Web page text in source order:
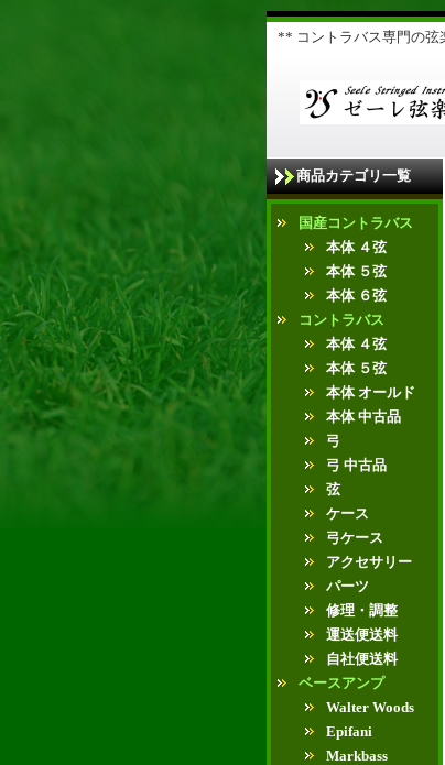
** コントラバス専門の弦
商品カテゴリ一覧
国産コントラバス
本体 ４弦
本体 ５弦
本体 ６弦
コントラバス
本体 ４弦
本体 ５弦
本体 オールド
本体 中古品
弓
弓 中古品
弦
ケース
弓ケース
アクセサリー
パーツ
修理・調整
運送便送料
自社便送料
ベースアンプ
Walter Woods
Epifani
Markbass